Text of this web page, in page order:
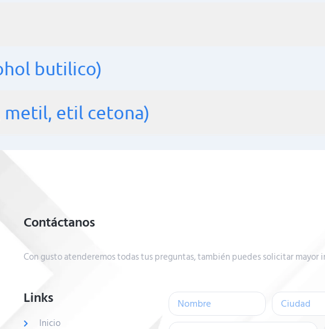
butilico)
metil, etil cetona)
Contáctanos
Con gusto atenderemos todas tus preguntas, también puedes solicitar mayor
Links
Inicio